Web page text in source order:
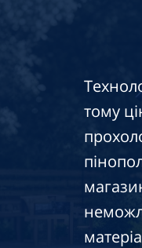
тому